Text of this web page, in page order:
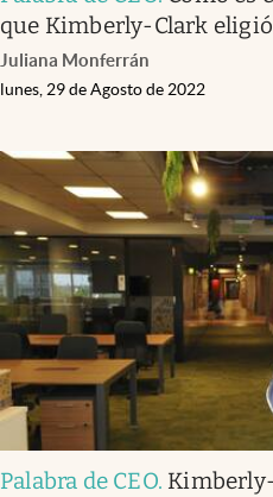
que Kimberly-Clark
Juliana Monferrán
lunes, 29 de Agosto de 2022
Palabra de CEO.